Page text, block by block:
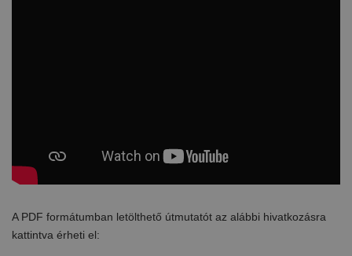
A PDF formátumban letölthető útmutatót az alábbi hivatkozásra
kattintva érheti el: